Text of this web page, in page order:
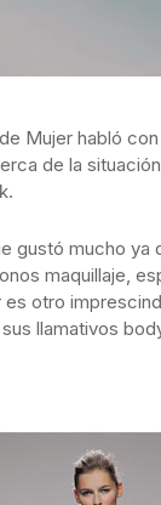
Mujer habló
de la
gustó mucho ya
maquillaje,
otro
llamativos